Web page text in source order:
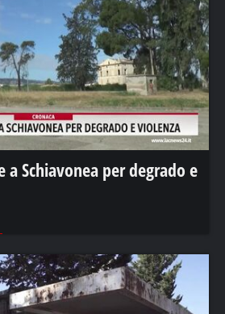
a Schiavonea per degrado e